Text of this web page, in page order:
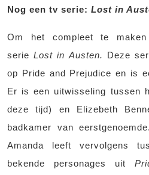
Nog een tv serie: Lost in
Om het compleet te
serieLost in Austen. Deze
op Pride and Prejudice en is
Er is een uitwisseling tussen
deze tijd) en Elizebeth
badkamer van
Amanda leeft vervolgens
bekende personages uit